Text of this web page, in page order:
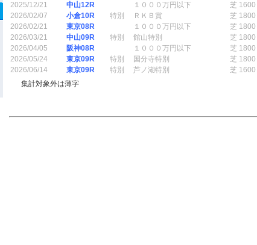
2025/12/21
中山12R １０００万円以下 芝 1600
2026/02/07
小倉10R 特別 ＲＫＢ賞 芝 1800
2026/02/21
東京08R １０００万円以下 芝 1800
2026/03/21
中山09R 特別 館山特別 芝 1800
2026/04/05
阪神08R １０００万円以下 芝 1800
2026/05/24
東京09R 特別 国分寺特別 芝 1800
2026/06/14
東京09R 特別 芦ノ湖特別 芝 1600
集計対象外は薄字